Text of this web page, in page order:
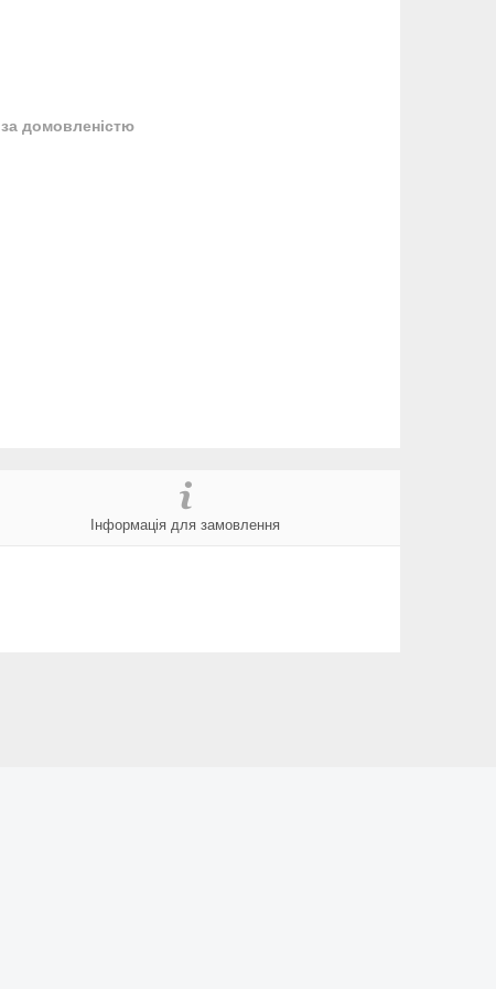
за домовленістю
Інформація для замовлення